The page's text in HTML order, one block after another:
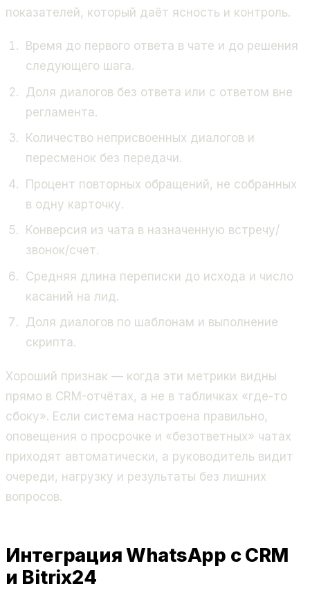
показателей, который даёт ясность и контроль.
Время до первого ответа в чате и до решения
следующего шага.
Доля диалогов без ответа или с ответом вне
регламента.
Количество неприсвоенных диалогов и
пересменок без передачи.
Процент повторных обращений, не собранных
в одну карточку.
Конверсия из чата в назначенную встречу/
звонок/счет.
Средняя длина переписки до исхода и число
касаний на лид.
Доля диалогов по шаблонам и выполнение
скрипта.
Хороший признак — когда эти метрики видны
прямо в CRM-отчётах, а не в табличках «где-то
сбоку». Если система настроена правильно,
оповещения о просрочке и «безответных» чатах
приходят автоматически, а руководитель видит
очереди, нагрузку и результаты без лишних
вопросов.
Интеграция WhatsApp с CRM
и Bitrix24